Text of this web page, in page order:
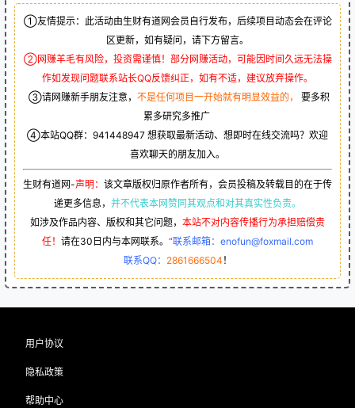
①友情提示：此活动由生财有道网会员自行发布，后续项目动态会在评论
区更新，如有疑问，请下方留言。
②网赚羊毛有风险，投资需谨慎！部分网赚活动，可能因时间久远无法操
作如发现问题联系站长QQ反馈纠正，如有不适，建议放弃操作。
③请网赚新手朋友注意， 不是任何项目一开始就有明显效益的，
要多积
累多研究多推广
④本站QQ群： 941448947 想获取最新活动、想即时在线交流吗？欢迎
喜欢聊天的朋友加入。
生财有道网-声明： 该文章版权归原作者所有，会员投稿及转载目的在于传
递更多信息， 并不代表本网赞同其观点和对其真实性负责。
如涉及作品内容、版权和其它问题， 本站不对内容传播行为承担赔偿责
任！ 请在30日内与本网联系。 “联系邮箱：enofun@foxmail.com
联系QQ： 2861666504 ！
用户协议
隐私政策
帮助中心